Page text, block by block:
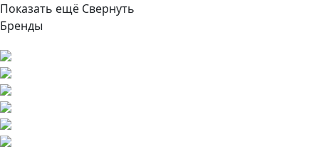
Показать ещё Свернуть
Бренды